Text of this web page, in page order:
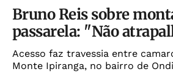
Bruno Reis sobre
passarela: "Não
Acesso faz travessia entre
Monte Ipiranga, no bairro de